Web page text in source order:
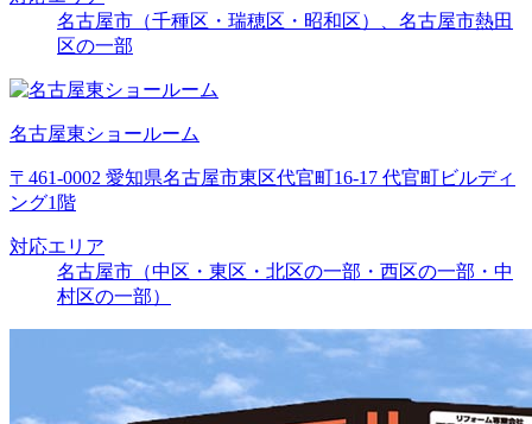
名古屋市（千種区・瑞穂区・昭和区）、名古屋市熱田
区の一部
名古屋東ショールーム
〒461-0002 愛知県名古屋市東区代官町16-17 代官町ビルディ
ング1階
対応エリア
名古屋市（中区・東区・北区の一部・西区の一部・中
村区の一部）